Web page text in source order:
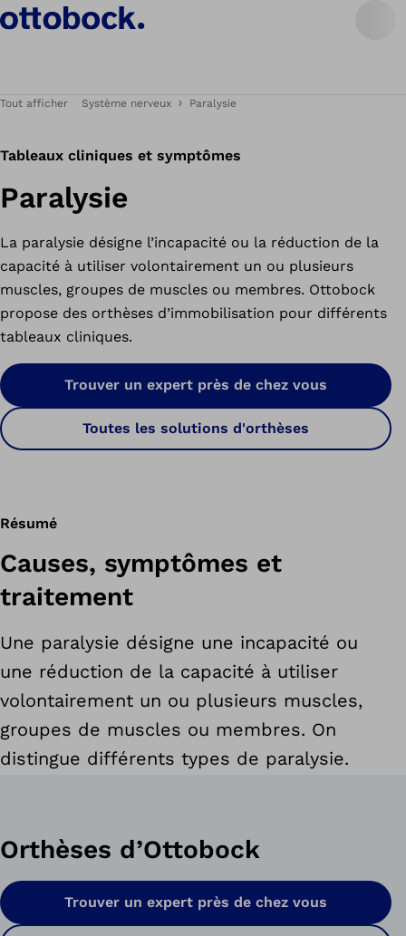
Tout afficher Système nerveux Paralysie
Tableaux cliniques et symptômes
Paralysie
La paralysie désigne l’incapacité ou la réduction de la
capacité à utiliser volontairement un ou plusieurs
muscles, groupes de muscles ou membres. Ottobock
propose des orthèses d’immobilisation pour différents
tableaux cliniques.
Trouver un expert près de chez vous
Toutes les solutions d'orthèses
Résumé
Causes, symptômes et
traitement
Une paralysie désigne une incapacité ou
une réduction de la capacité à utiliser
volontairement un ou plusieurs muscles,
groupes de muscles ou membres. On
distingue différents types de paralysie.
Orthèses d’Ottobock
Trouver un expert près de chez vous